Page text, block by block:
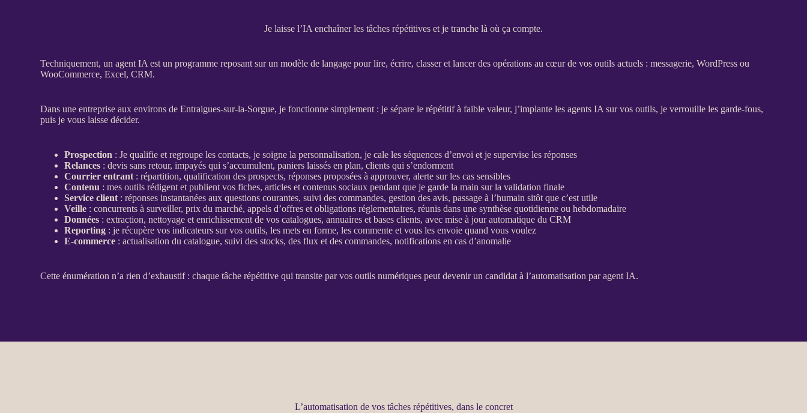
Je laisse l’IA enchaîner les tâches répétitives et je tranche là où ça compte.
Techniquement, unagent IA est un programme reposant sur un modèle de langage pour lire, écrire, classer et lancer des opérations au cœur de vos outils actuels : messagerie,WordPress ou
WooCommerce, Excel,CRM.
Dans une entreprise aux environs de Entraigues-sur-la-Sorgue, je fonctionne simplement : je sépare le répétitif à faible valeur, j’implante lesagents IA sur vos outils, je verrouille les garde-fous,
puis je vous laisse décider.
Prospection : Je qualifie et regroupe les contacts, je soigne la personnalisation, je cale les séquences d’envoi et je supervise les réponses
Relances :devis sans retour,impayés qui s’accumulent, paniers laissés en plan, clients qui s’endorment
Courrier entrant : répartition,qualification desprospects, réponses proposées à approuver,alerte sur les cas sensibles
Contenu : mes outils rédigent et publient vos fiches, articles et contenus sociaux pendant que je garde la main sur la validation finale
Service client : réponses instantanées aux questions courantes, suivi des commandes, gestion des avis, passage à l’humain sitôt que c’est utile
Veille : concurrents à surveiller, prix du marché, appels d’offres et obligations réglementaires, réunis dans une synthèse quotidienne ou hebdomadaire
Données : extraction, nettoyage et enrichissement de voscatalogues, annuaires et bases clients, avec mise à jour automatique duCRM
Reporting : je récupère vosindicateurs sur vos outils, les mets en forme, les commente et vous les envoie quand vous voulez
E-commerce : actualisation ducatalogue, suivi des stocks, desflux et des commandes, notifications en cas d’anomalie
Cette énumération n’a rien d’exhaustif : chaque tâche répétitive qui transite par vos outils numériques peut devenir un candidat à l’automatisation paragent IA.
L’automatisation de vos tâches répétitives, dans le concret